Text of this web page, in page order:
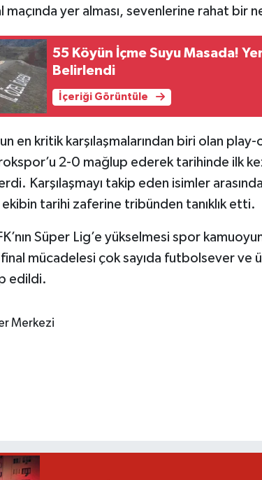
maçında yer alması, sevenlerine rahat bir
55 Köyün İçme Suyu Masada!
Belirlendi
İçeriği Görüntüle
en kritik karşılaşmalarından biri olan
2-0 mağlup ederek tarihinde ilk
Karşılaşmayı takip eden isimler
ekibin tarihi zaferine tribünden tanıklık etti.
Süper Lig’e yükselmesi spor
final mücadelesi çok sayıda futbolsever ve
edildi.
Merkezi